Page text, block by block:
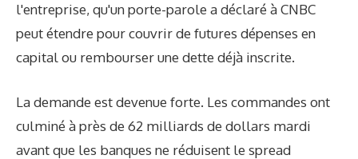
l'entreprise, qu'un porte-parole a déclaré à CNBC
peut étendre pour couvrir de futures dépenses en
capital ou rembourser une dette déjà inscrite.
La demande est devenue forte. Les commandes ont
culminé à près de 62 milliards de dollars mardi
avant que les banques ne réduisent le spread